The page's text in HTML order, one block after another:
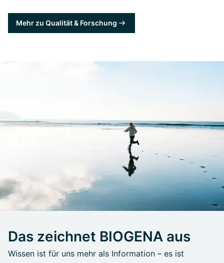
Mehr zu Qualität & Forschung
Das zeichnet BIOGENA aus
Wissen ist für uns mehr als Information – es ist